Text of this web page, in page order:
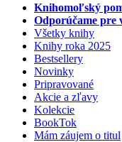
Knihomoľský
Odporúčame pre
Všetky knihy
Knihy roka 2025
Bestsellery
Novinky
Pripravované
Akcie a zľavy
Kolekcie
BookTok
Mám záujem o titul